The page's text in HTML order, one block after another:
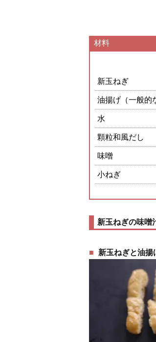
材料
新玉ねぎ
油揚げ（一般的
水
顆粒和風だし
味噌
小ねぎ
新玉ねぎの味噌
新玉ねぎと油揚